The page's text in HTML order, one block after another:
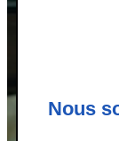
Nous